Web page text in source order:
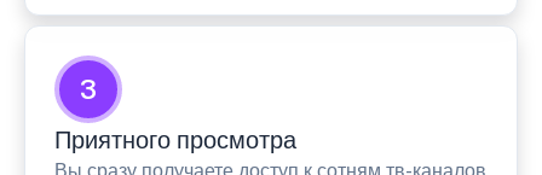
3
Приятного просмотра
Вы сразу получаете доступ к сотням тв-каналов